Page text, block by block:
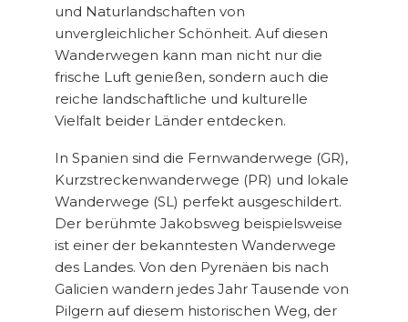
und Naturlandschaften von
unvergleichlicher Schönheit. Auf diesen
Wanderwegen kann man nicht nur die
frische Luft genießen, sondern auch die
reiche landschaftliche und kulturelle
Vielfalt beider Länder entdecken.
In Spanien sind die Fernwanderwege (GR),
Kurzstreckenwanderwege (PR) und lokale
Wanderwege (SL) perfekt ausgeschildert.
Der berühmte Jakobsweg beispielsweise
ist einer der bekanntesten Wanderwege
des Landes. Von den Pyrenäen bis nach
Galicien wandern jedes Jahr Tausende von
Pilgern auf diesem historischen Weg, der